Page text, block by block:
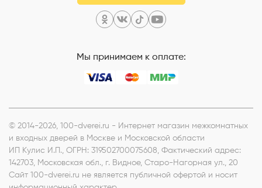
Мы принимаем к оплате:
© 2014-2026, 100-dverei.ru - Интернет магазин межкомнатных
и входных дверей в Москве и Московской области
ИП Кулис И.П., ОГРН: 319502700075608, Фактический адрес:
142703, Московская обл., г. Видное, Старо-Нагорная ул., 20
Сайт 100-dverei.ru не является публичной офертой и носит